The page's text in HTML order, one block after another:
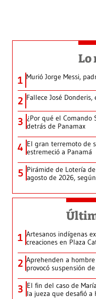
Lo
1 Murió Jorge Messi,
2 Fallece José
3 ¿Por qué el Comando
detrás de Panamax
4 El gran terremoto de
estremeció a Panamá
5 Pirámide de Lotería
agosto de 2026,
1 Artesanos indígenas
creaciones en Plaza
2 Aprehenden a
provocó suspensión
3 El fin del caso de
la jueza que desafió a